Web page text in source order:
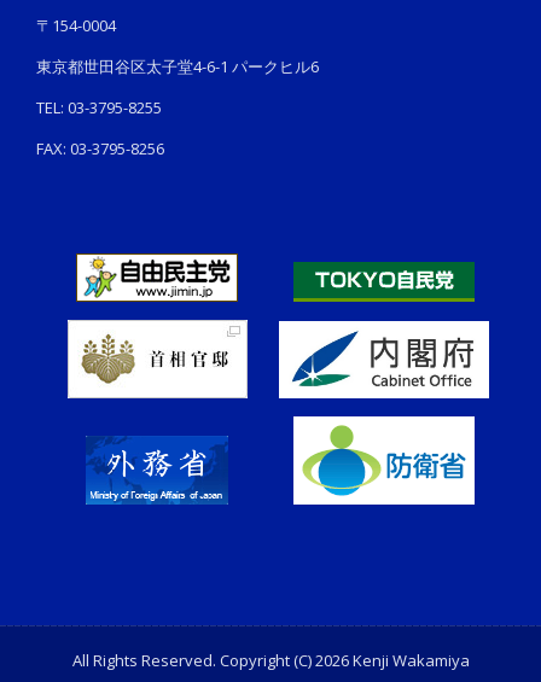
〒154-0004
東京都世田谷区太子堂4-6-1 パークヒル6
TEL: 03-3795-8255
FAX: 03-3795-8256
All Rights Reserved. Copyright (C) 2026 Kenji Wakamiya